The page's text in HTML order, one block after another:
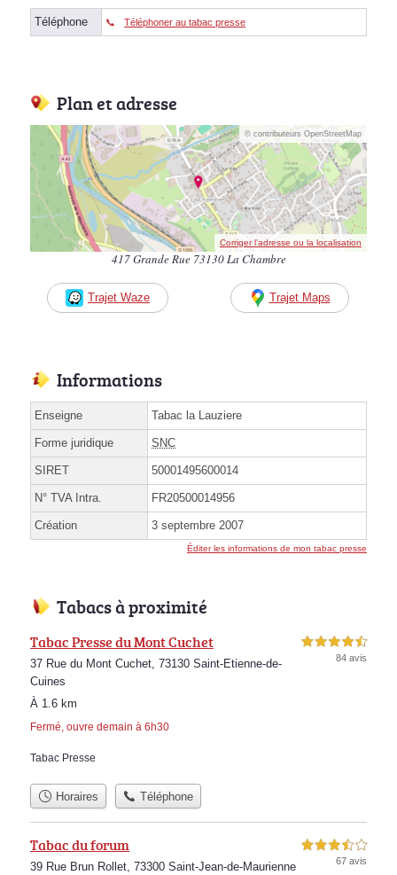
Téléphone Téléphoner au tabac presse
Plan et adresse
© contributeurs OpenStreetMap
Corriger l’adresse ou la localisation
417 Grande Rue 73130 La Chambre
Trajet Waze Trajet Maps
Informations
Enseigne Tabac la Lauziere
Forme juridique SNC
SIRET 50001495600014
N° TVA Intra. FR20500014956
Création 3 septembre 2007
Éditer les informations de mon tabac presse
Tabacs à proximité
Tabac Presse du Mont Cuchet
37 Rue du Mont Cuchet, 73130 Saint-Etienne-de-
Cuines
À 1.6 km
Fermé, ouvre demain à 6h30
4,5 étoiles sur 5
84 avis
Tabac Presse
Horaires Téléphone
Tabac du forum
39 Rue Brun Rollet, 73300 Saint-Jean-de-Maurienne
3,5 étoiles sur 5
67 avis